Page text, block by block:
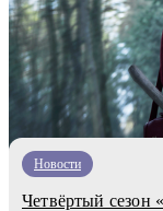
Новости
Четвёртый